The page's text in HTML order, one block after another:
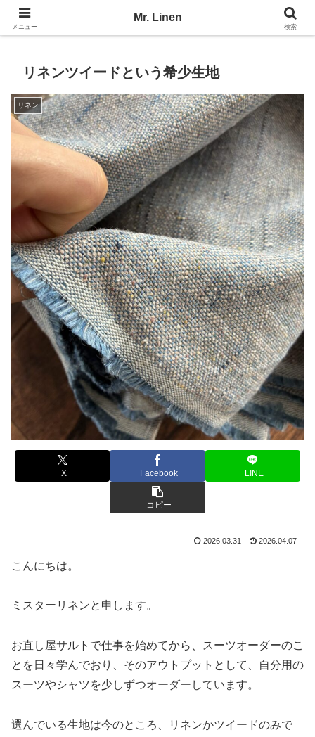
No Linen, No Life
リネンツイードという希少生地
リネン
X Facebook LINE
コピー
2026.03.31 2026.04.07
こんにちは。
ミスターリネンと申します。
お直し屋サルトで仕事を始めてから、スーツオーダーのこ
とを日々学んでおり、そのアウトプットとして、自分用の
スーツやシャツを少しずつオーダーしています。
選んでいる生地は今のところ、リネンかツイードのみで
メニュー
Mr. Linen
検索